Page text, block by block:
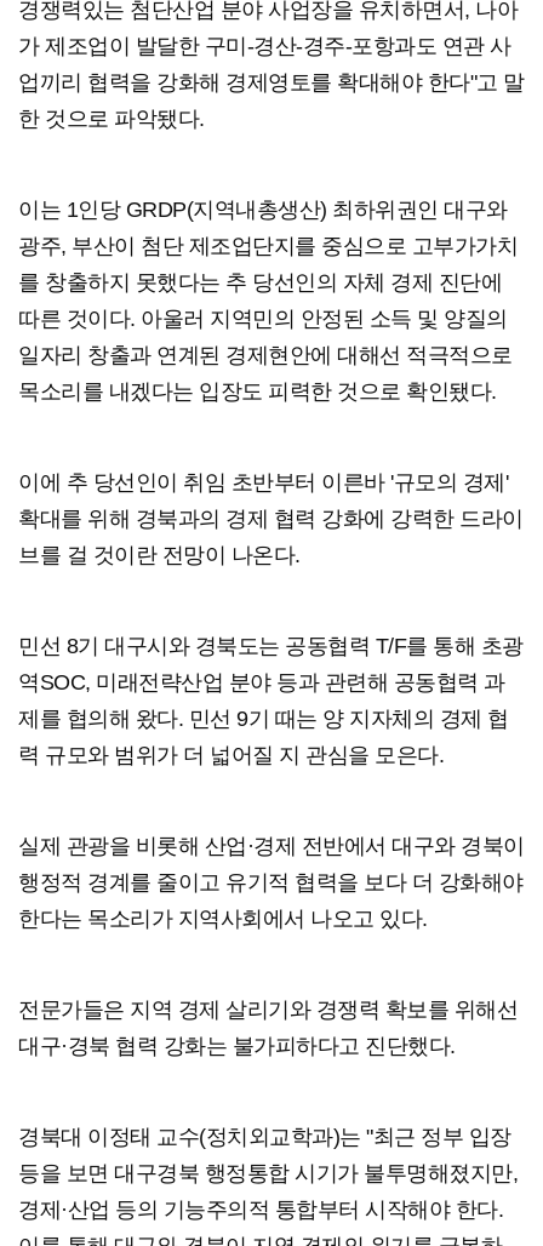
경쟁력있는 첨단산업 분야 사업장을 유치하면서, 나아
가 제조업이 발달한 구미-경산-경주-포항과도 연관 사
업끼리 협력을 강화해 경제영토를 확대해야 한다"고 말
한 것으로 파악됐다.
이는 1인당 GRDP(지역내총생산) 최하위권인 대구와
광주, 부산이 첨단 제조업단지를 중심으로 고부가가치
를 창출하지 못했다는 추 당선인의 자체 경제 진단에
따른 것이다. 아울러 지역민의 안정된 소득 및 양질의
일자리 창출과 연계된 경제현안에 대해선 적극적으로
목소리를 내겠다는 입장도 피력한 것으로 확인됐다.
이에 추 당선인이 취임 초반부터 이른바 '규모의 경제'
확대를 위해 경북과의 경제 협력 강화에 강력한 드라이
브를 걸 것이란 전망이 나온다.
민선 8기 대구시와 경북도는 공동협력 T/F를 통해 초광
역SOC, 미래전략산업 분야 등과 관련해 공동협력 과
제를 협의해 왔다. 민선 9기 때는 양 지자체의 경제 협
력 규모와 범위가 더 넓어질 지 관심을 모은다.
실제 관광을 비롯해 산업·경제 전반에서 대구와 경북이
행정적 경계를 줄이고 유기적 협력을 보다 더 강화해야
한다는 목소리가 지역사회에서 나오고 있다.
전문가들은 지역 경제 살리기와 경쟁력 확보를 위해선
대구·경북 협력 강화는 불가피하다고 진단했다.
경북대 이정태 교수(정치외교학과)는 "최근 정부 입장
등을 보면 대구경북 행정통합 시기가 불투명해졌지만,
경제·산업 등의 기능주의적 통합부터 시작해야 한다.